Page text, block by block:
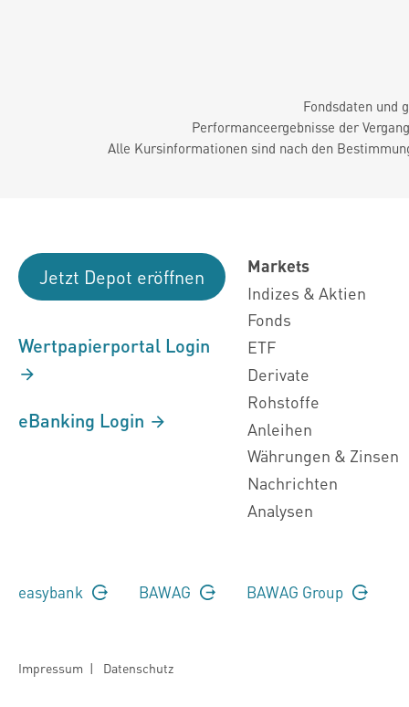
Fondsdaten und
Performanceergebnisse der
Alle Kursinformationen sind nach den
Jetzt Depot eröffnen
Wertpapierportal Login
eBanking Login
Markets
Indizes & Aktien
Fonds
ETF
Derivate
Rohstoffe
Anleihen
Währungen & Zinsen
Nachrichten
Analysen
easybank BAWAG BAWAG Group
Impressum | Datenschutz